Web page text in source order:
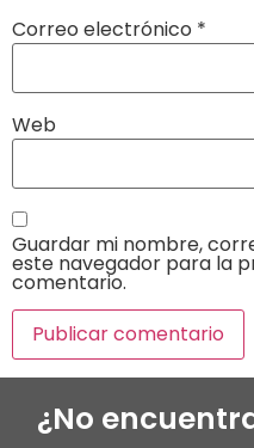
Correo electrónico *
Web
Guardar mi nombre,
este navegador para la
comentario.
¿No